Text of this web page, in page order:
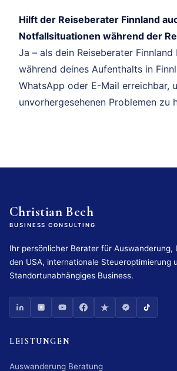
Hilft der Reiseberater Finnland
Notfallsituationen während der
Ja – als dein Reiseberater
während deines Aufenthalts in
WhatsApp oder E-Mail erreichbar,
unvorhergesehenen Problemen zu
Christian Bech
BUSINESS CONSULTING
Ihr persönlicher Berater für Auswanderung,
den USA, internationale Steueroptimierung
Standortunabhängiges Business.
LEISTUNGEN
Auswanderung Beratung